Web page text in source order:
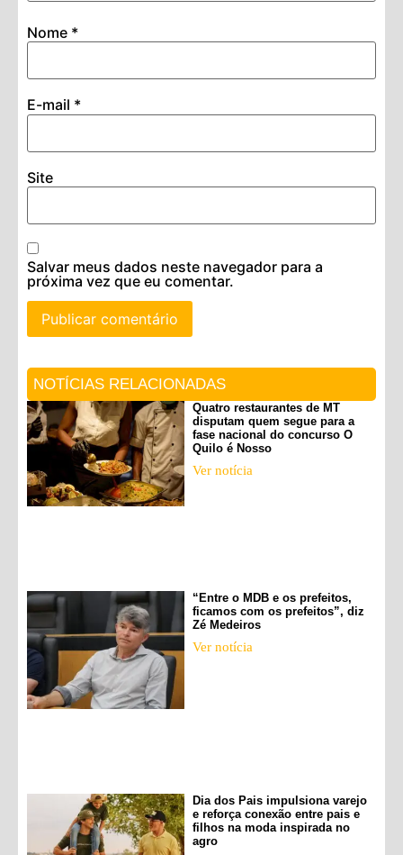
Nome *
E-mail *
Site
Salvar meus dados neste navegador para a
próxima vez que eu comentar.
NOTÍCIAS RELACIONADAS
Quatro restaurantes de MT
disputam quem segue para a
fase nacional do concurso O
Quilo é Nosso
Ver notícia
“Entre o MDB e os prefeitos,
ficamos com os prefeitos”, diz
Zé Medeiros
Ver notícia
Dia dos Pais impulsiona varejo
e reforça conexão entre pais e
filhos na moda inspirada no
agro